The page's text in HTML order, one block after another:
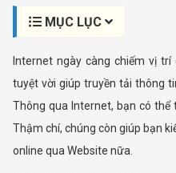
MỤC LỤC
Internet ngày càng chiếm vị
tuyệt vời giúp truyền tải thông
Thông qua Internet, bạn có
Thậm chí, chúng còn giúp bạn
online qua Website nữa.